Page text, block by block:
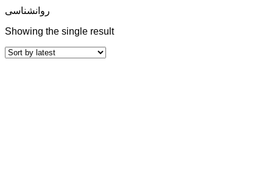
روانشناسی
Showing the single result